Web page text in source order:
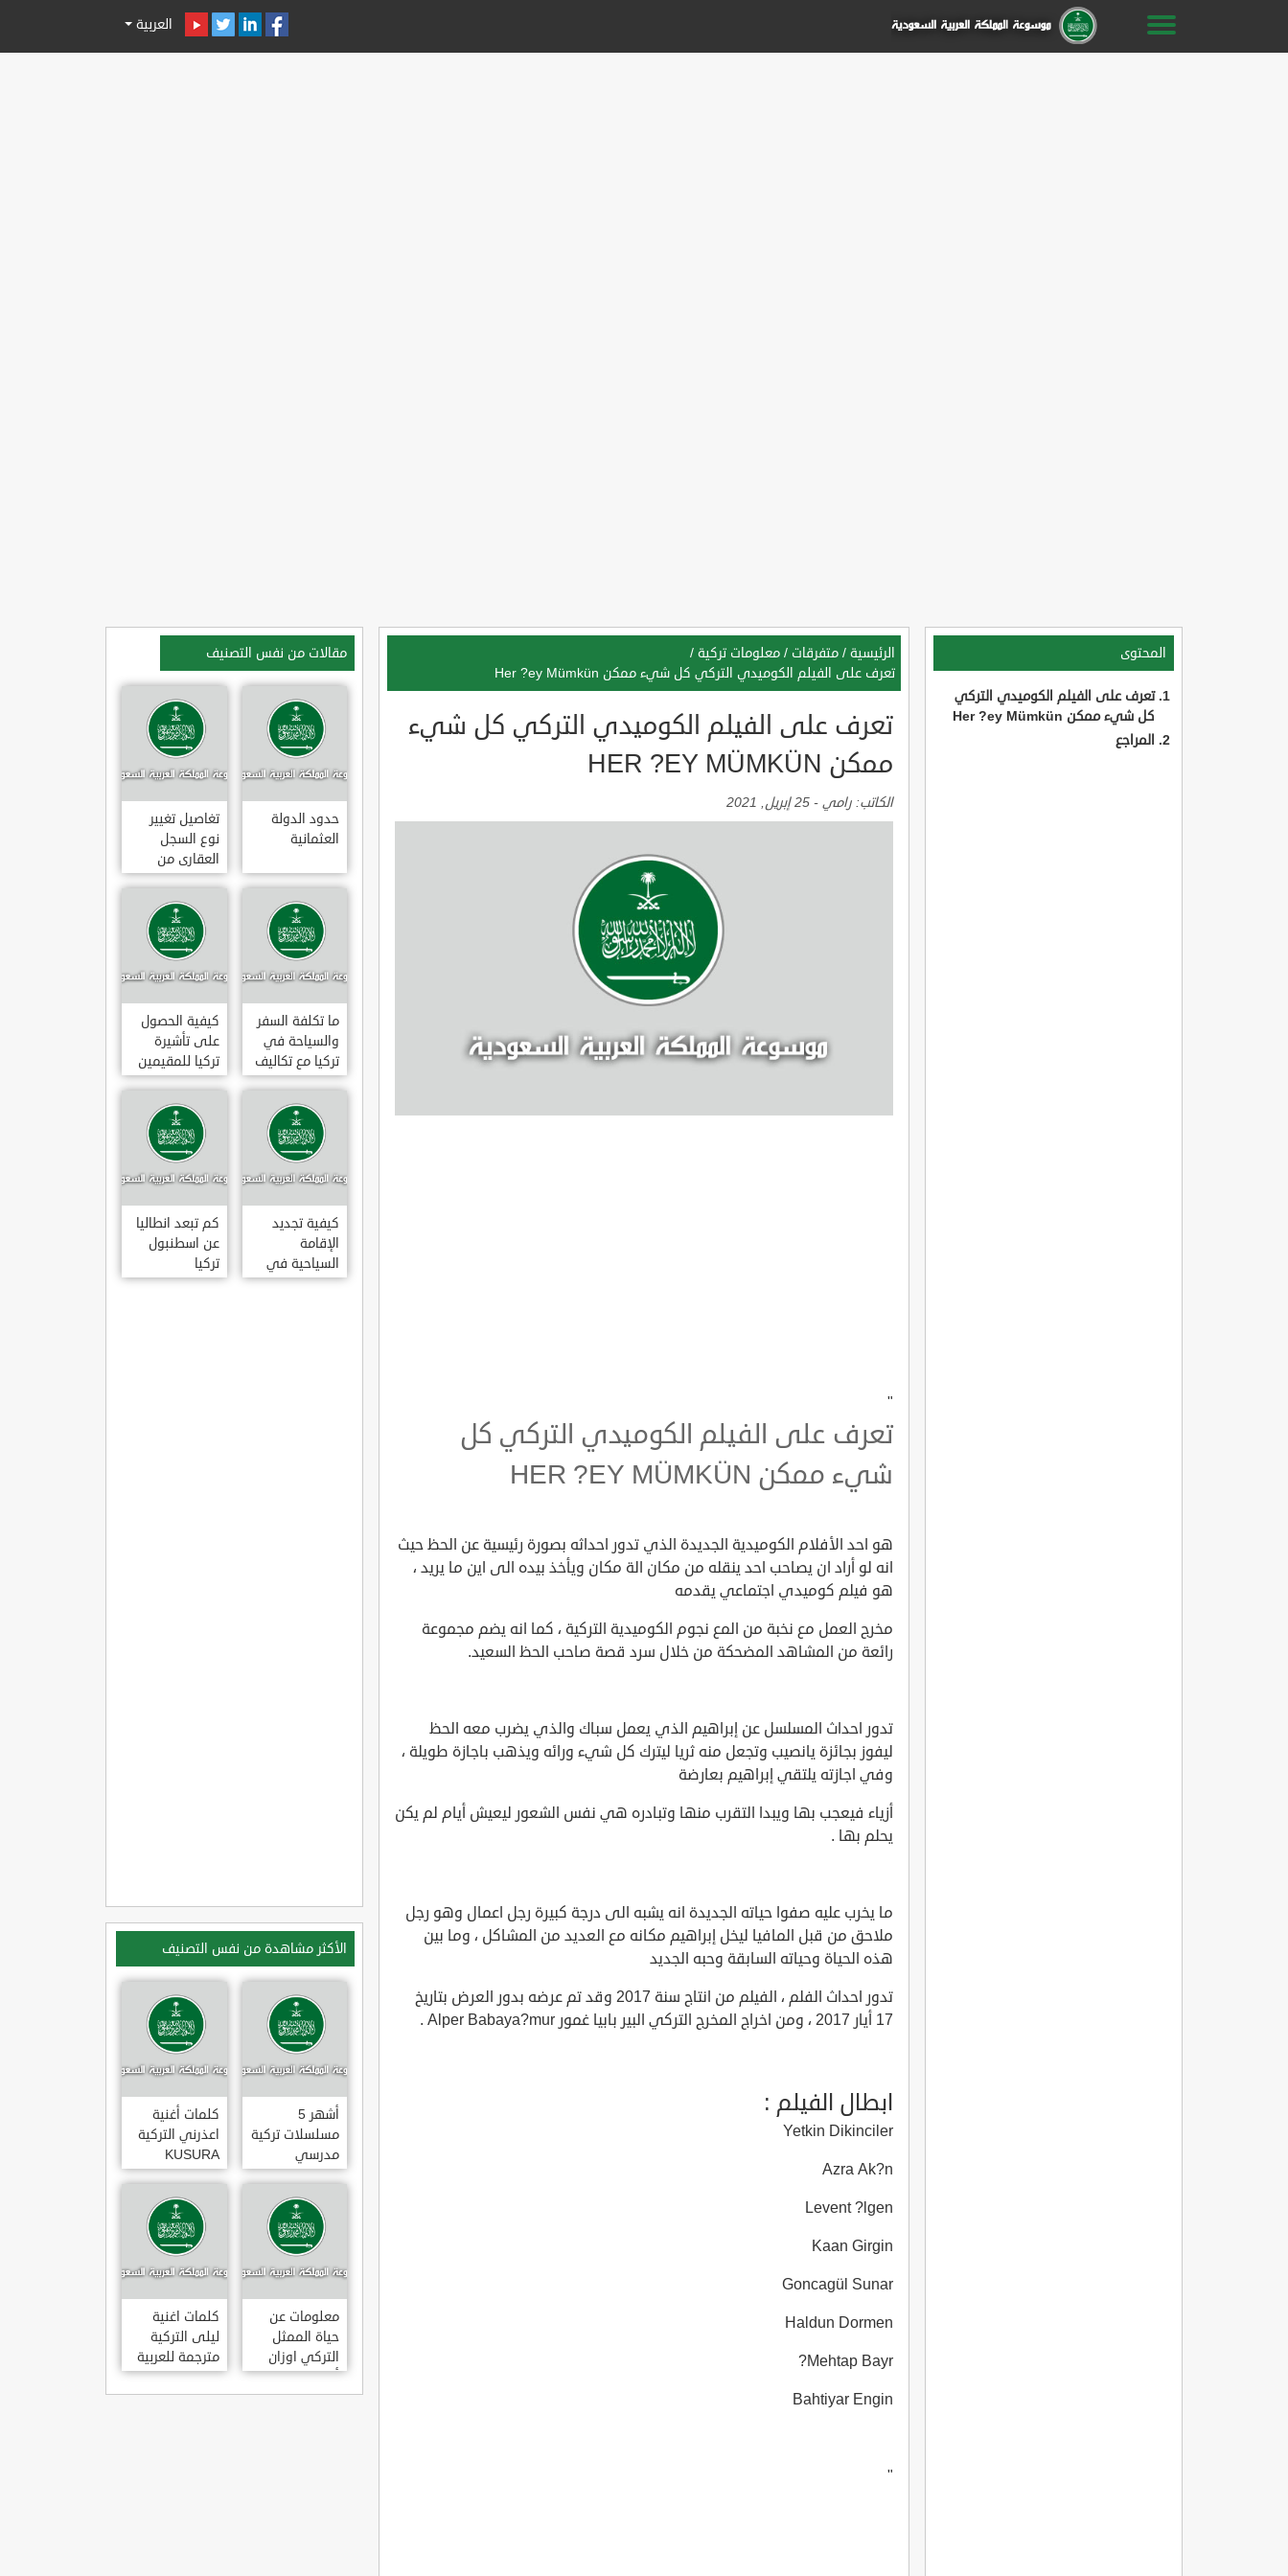
العربية
المحتوى
تعرف على الفيلم الكوميدي التركي
كل شيء ممكن Her ?ey Mümkün
المراجع
الرئيسية / متفرقات / معلومات تركية /
تعرف على الفيلم الكوميدي التركي كل شيء ممكن Her ?ey Mümkün
تعرف على الفيلم الكوميدي التركي كل شيء
ممكن HER ?EY MÜMKÜN
الكاتب: رامي - 25 إبريل, 2021
"
تعرف على الفيلم الكوميدي التركي كل
شيء ممكن HER ?EY MÜMKÜN
هو احد الأفلام الكوميدية الجديدة الذي تدور احداثه بصورة رئيسية عن الحظ حيث
انه لو أراد ان يصاحب احد ينقله من مكان الة مكان ويأخذ بيده الى اين ما يريد ،
هو فيلم كوميدي اجتماعي يقدمه
مخرج العمل مع نخبة من المع نجوم الكوميدية التركية ، كما انه يضم مجموعة
رائعة من المشاهد المضحكة من خلال سرد قصة صاحب الحظ السعيد.
تدور احداث المسلسل عن إبراهيم الذي يعمل سباك والذي يضرب معه الحظ
ليفوز بجائزة يانصيب وتجعل منه ثريا ليترك كل شيء ورائه ويذهب باجازة طويلة ،
وفي اجازته يلتقي إبراهيم بعارضة
أزياء فيعجب بها ويبدا التقرب منها وتبادره هي نفس الشعور ليعيش أيام لم يكن
يحلم بها .
ما يخرب عليه صفوا حياته الجديدة انه يشبه الى درجة كبيرة رجل اعمال وهو رجل
ملاحق من قبل المافيا ليخل إبراهيم مكانه مع العديد من المشاكل ، وما بين
هذه الحياة وحياته السابقة وحبه الجديد
تدور احداث الفلم ، الفيلم من انتاج سنة 2017 وقد تم عرضه بدور العرض بتاريخ
17 أيار 2017 ، ومن اخراج المخرج التركي البير بابيا غمور Alper Babaya?mur .
ابطال الفيلم :
Yetkin Dikinciler
Azra Ak?n
Levent ?lgen
Kaan Girgin
Goncagül Sunar
Haldun Dormen
Mehtap Bayr?
Bahtiyar Engin
"
مقالات من نفس التصنيف
حدود الدولة
العثمانية
تغاصيل تغيير
نوع السجل
العقارى من
تجارى إلى
سكنى فى
تركيا
ما تكلفة السفر
والسياحة في
تركيا مع تكاليف
الاقامة
كيفية الحصول
على تأشيرة
تركيا للمقيمين
بالسعودية
2020
كيفية تجديد
الإقامة
السياحية في
تركيا وما
كم تبعد انطاليا
عن اسطنبول
تركيا
الأكثر مشاهدة من نفس التصنيف
أشهر 5
مسلسلات تركية
مدرسي
رومانسي و
كوميدي و
درامي مدبلج.
في تركيا
كلمات أغنية
اعذرني التركية
KUSURA
BAKMA
مترجمة للعربية
غناء المطربة
سيزن أكسو
SEZEN AKSU
معلومات عن
حياة الممثل
التركي اوزان
أكبابا OZAN
AKBABA
كلمات اغنية
ليلى التركية
مترجمة للعربية
غناء المطرب
مراد دالكليليتش